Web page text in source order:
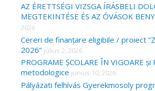
AZ ÉRETTSÉGI VIZSGA ÍRÁSBELI
MEGTEKINTÉSE ÉS AZ ÓVÁSOK
2026
Cereri de finanțare eligibile / proiect
2026” július 2, 2026
PROGRAME ȘCOLARE ÎN VIGOARE
metodologice június 10, 2026
Pályázati felhívás Gyerekmosoly